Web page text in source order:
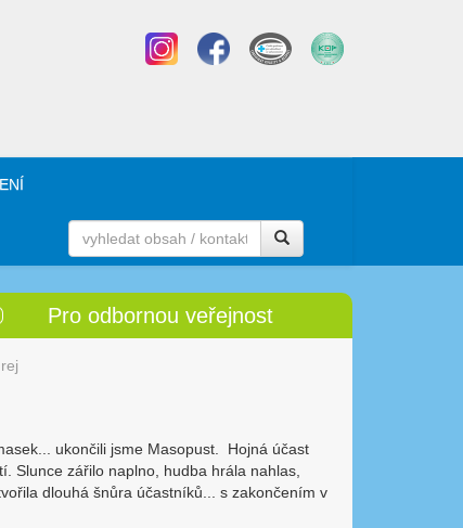
Pro odbornou veřejnost
ukončili jsme Masopust. Hojná účast
Slunce zářilo naplno, hudba hrála nahlas,
dlouhá šnůra účastníků... s zakončením v